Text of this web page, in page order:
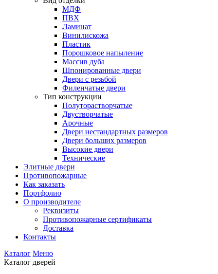
МДФ
ПВХ
Ламинат
Винилискожа
Пластик
Порошковое напыление
Массив дуба
Шпонированные двери
Двери с резьбой
Филенчатые двери
Тип конструкции
Полуторастворчатые
Двустворчатые
Арочные
Двери нестандартных размеров
Двери больших размеров
Высокие двери
Технические
Элитные двери
Противопожарные
Как заказать
Портфолио
О производителе
Реквизиты
Противопожарные сертификаты
Доставка
Контакты
Каталог Меню
Каталог дверей